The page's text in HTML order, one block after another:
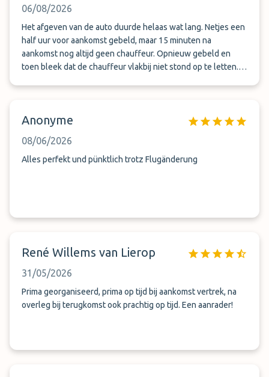
06/08/2026
Het afgeven van de auto duurde helaas wat lang. Netjes een
half uur voor aankomst gebeld, maar 15 minuten na
aankomst nog altijd geen chauffeur. Opnieuw gebeld en
toen bleek dat de chauffeur vlakbij niet stond op te letten....
Anonyme
08/06/2026
Alles perfekt und pünktlich trotz Flugänderung
René Willems van Lierop
31/05/2026
Prima georganiseerd, prima op tijd bij aankomst vertrek, na
overleg bij terugkomst ook prachtig op tijd. Een aanrader!